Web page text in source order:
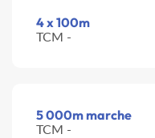
4 x 100m
TCM -
5 000m marche
TCM -